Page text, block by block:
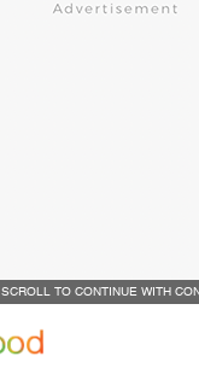
SCROLL TO CONTINUE WITH